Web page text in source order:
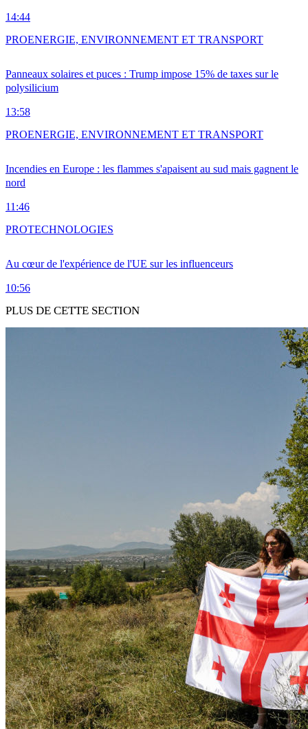
14:44
Panneaux solaires et puces : Trump impose 15% de taxes sur le
polysilicium
13:58
PROENERGIE, ENVIRONNEMENT ET TRANSPORT
Incendies en Europe : les flammes s'apaisent au sud mais gagnent le
nord
11:46
PROENERGIE, ENVIRONNEMENT ET TRANSPORT
Au cœur de l'expérience de l'UE sur les influenceurs
10:56
PROTECHNOLOGIES
PLUS DE CETTE SECTION